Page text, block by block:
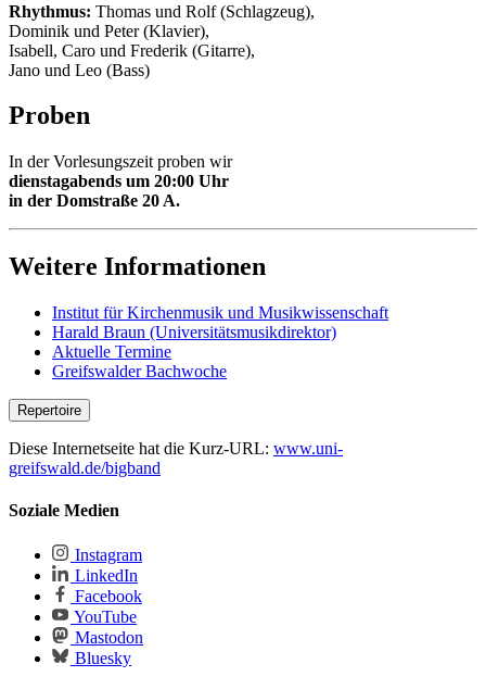
Rhythmus: Thomas und Rolf (Schlagzeug),
Dominik und Peter (Klavier),
Isabell, Caro und Frederik (Gitarre),
Jano und Leo (Bass)
Proben
In der Vorlesungszeit proben wir
dienstagabends um 20:00 Uhr
in der Domstraße 20 A.
Weitere Informationen
Institut für Kirchenmusik und Musikwissenschaft
Harald Braun (Universitätsmusikdirektor)
Aktuelle Termine
Greifswalder Bachwoche
Repertoire
Repertoire
Aktuelle Titel:Zieh die Schuh aus, Africa, I Wish, Vehicle.
Claus Is Coming, Jingle Bells, Let It Snow, Joy to the World, White
Christmas, Home.
Diese Internetseite hat die Kurz-URL: www.uni-
greifswald.de/bigband
Soziale Medien
Instagram
LinkedIn
Facebook
YouTube
Mastodon
Bluesky